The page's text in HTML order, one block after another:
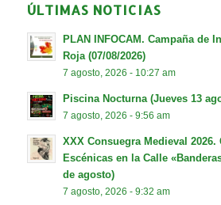
ÚLTIMAS NOTICIAS
PLAN INFOCAM. Campaña de
Roja (07/08/2026)
7 agosto, 2026 - 10:27 am
Piscina Nocturna (Jueves 13
7 agosto, 2026 - 9:56 am
XXX Consuegra Medieval 2026.
Escénicas en la Calle
de agosto)
7 agosto, 2026 - 9:32 am